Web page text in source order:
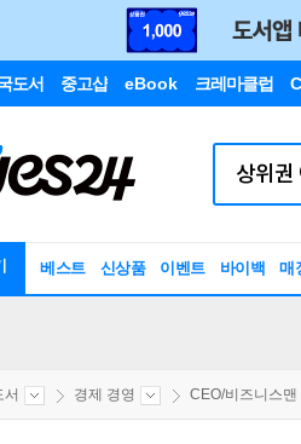
도서 중고샵 eBook 크레마클럽
베스트 신상품 이벤트 바이백 매
서 경제 경영 CEO/비즈니스맨